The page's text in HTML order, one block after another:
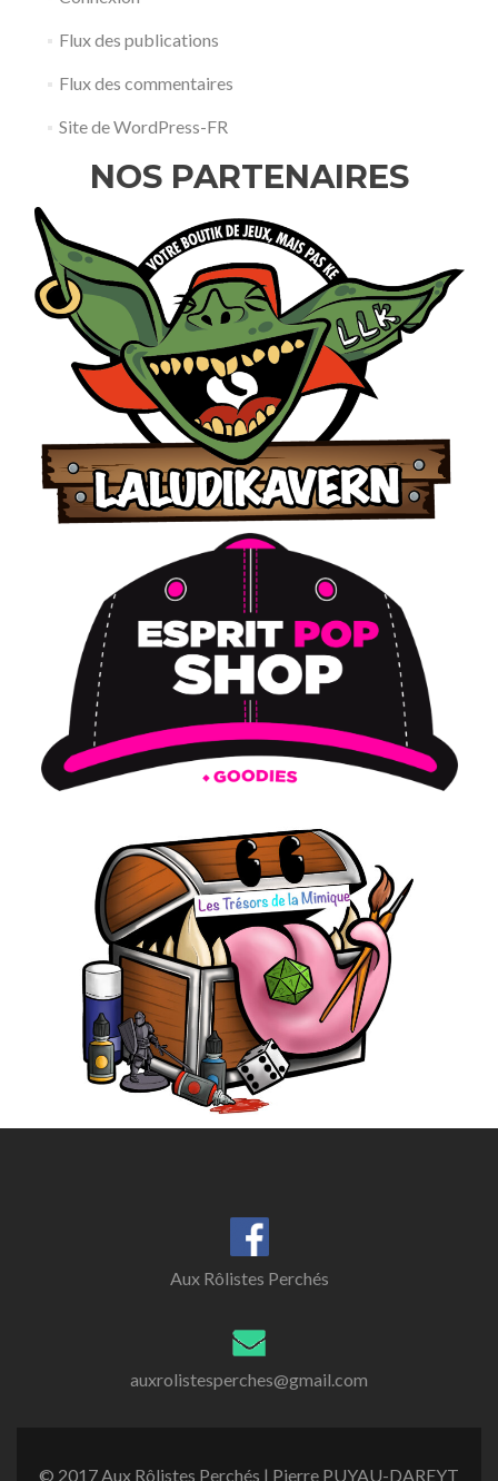
Flux des publications
Flux des commentaires
Site de WordPress-FR
NOS PARTENAIRES
Aux Rôlistes Perchés
auxrolistesperches@gmail.com
© 2017 Aux Rôlistes Perchés | Pierre PUYAU-DAREYT